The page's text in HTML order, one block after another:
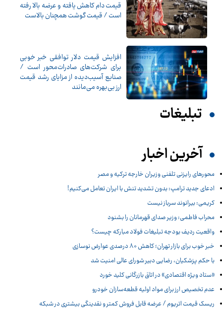
قیمت دام کاهش یافته و عرضه بالا رفته
است / قیمت گوشت همچنان بالاست
افزایش قیمت دلار توافقی خبر خوبی
برای شرکت‌های صادرات‌محور است /
صنایع آسیب‌دیده از مزایای رشد قیمت
ارز بی‌بهره می‌مانند
تبلیغات
آخرین اخبار
محورهای رایزنی تلفنی وزیران خارجه ترکیه و مصر
ادعای جدید ترامپ: بدون تشدید تنش با ایران تعامل می‌کنیم!
کریمی: بیرانوند سرباز نیست
محراب فاطمی: وزیر صدای قهرمانان را بشنود
واقعیت ردیف بودجه تبلیغات فولاد مبارکه چیست؟
خبر خوب برای بازار تهران؛ کاهش ۸۰ درصدی عوارض نوسازی
با حکم پزشکیان، رضایی دبیر شورای عالی امنیت شد
«ستاد ویژه اقتصادی» در اتاق بازرگانی کلید خورد
عدم تخصیص ارز برای مواد اولیه قطعه‌سازان خودرو
ریسک قیمت اتریوم / عرضه قابل فروش کمتر و نقدینگی بیشتری در شبکه